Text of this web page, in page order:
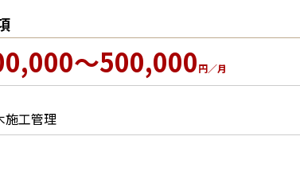
～500,000円／月
施工管理